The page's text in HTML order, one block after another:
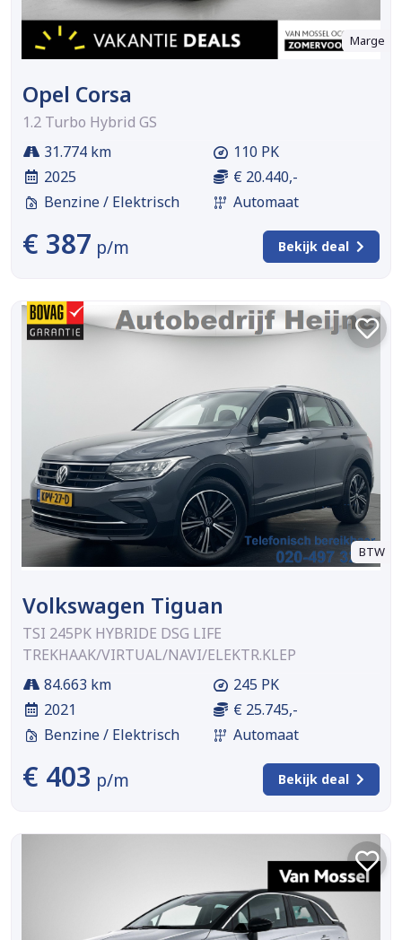
Marge
Opel Corsa
1.2 Turbo Hybrid GS
31.774 km
2025
Benzine / Elektrisch
110 PK
€ 20.440,-
Automaat
€ 387 p/m Bekijk deal
BTW
Volkswagen Tiguan
TSI 245PK HYBRIDE DSG LIFE
TREKHAAK/VIRTUAL/NAVI/ELEKTR.KLEP
84.663 km
2021
Benzine / Elektrisch
245 PK
€ 25.745,-
Automaat
€ 403 p/m Bekijk deal